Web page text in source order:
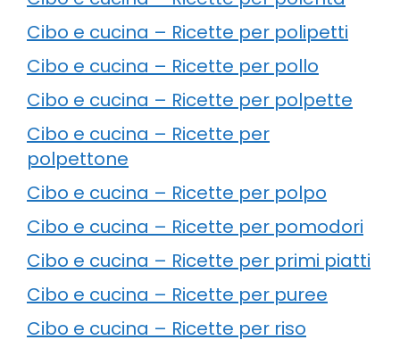
Cibo e cucina – Ricette per polipetti
Cibo e cucina – Ricette per pollo
Cibo e cucina – Ricette per polpette
Cibo e cucina – Ricette per
polpettone
Cibo e cucina – Ricette per polpo
Cibo e cucina – Ricette per pomodori
Cibo e cucina – Ricette per primi piatti
Cibo e cucina – Ricette per puree
Cibo e cucina – Ricette per riso